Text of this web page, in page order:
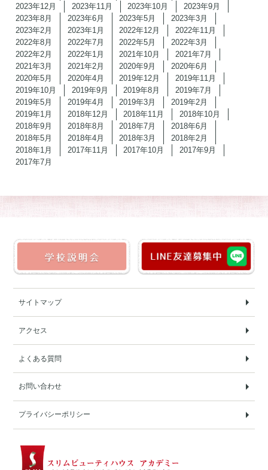
2023年12月
2023年11月 2023年10月
2023年9月
2023年8月
2023年6月 2023年5月
2023年3月
2023年2月
2023年1月 2022年12月
2022年11月
2022年8月
2022年7月 2022年5月
2022年3月
2022年2月
2022年1月 2021年10月
2021年7月
2021年3月
2021年2月 2020年9月
2020年6月
2020年5月
2020年4月 2019年12月
2019年11月
2019年10月
2019年9月 2019年8月
2019年7月
2019年5月
2019年4月 2019年3月
2019年2月
2019年1月
2018年12月 2018年11月
2018年10月
2018年9月
2018年8月 2018年7月
2018年6月
2018年5月
2018年4月 2018年3月
2018年2月
2018年1月
2017年11月 2017年10月
2017年9月
2017年7月
サイトマップ
アクセス
よくある質問
お問い合わせ
プライバシーポリシー